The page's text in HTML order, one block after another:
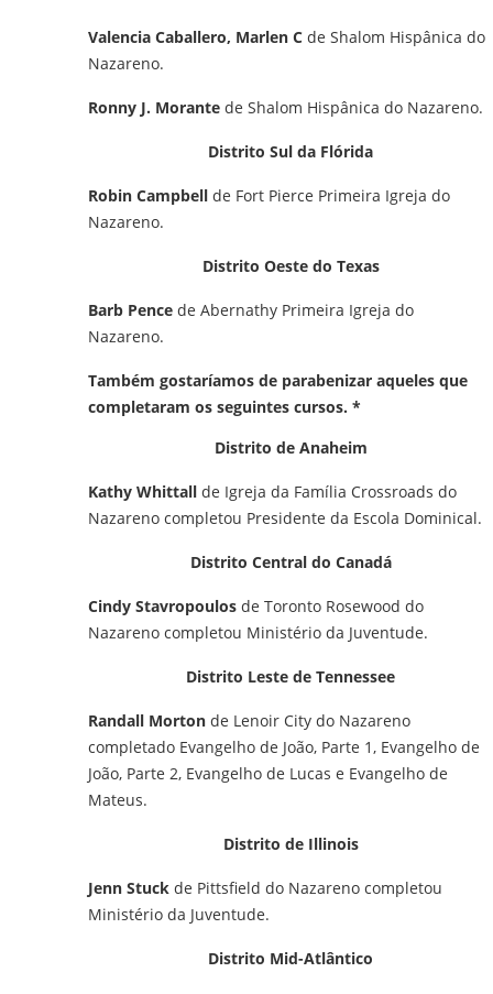
Valencia Caballero, Marlen C de Shalom Hispânica do
Nazareno.
Ronny J. Morante de Shalom Hispânica do Nazareno.
Distrito Sul da Flórida
Robin Campbell de Fort Pierce Primeira Igreja do
Nazareno.
Distrito Oeste do Texas
Barb Pence de Abernathy Primeira Igreja do
Nazareno.
Também gostaríamos de parabenizar aqueles que
completaram os seguintes cursos. *
Distrito de Anaheim
Kathy Whittall de Igreja da Família Crossroads do
Nazareno completou Presidente da Escola Dominical.
Distrito Central do Canadá
Cindy Stavropoulos de Toronto Rosewood do
Nazareno completou Ministério da Juventude.
Distrito Leste de Tennessee
Randall Morton de Lenoir City do Nazareno
completado Evangelho de João, Parte 1, Evangelho de
João, Parte 2, Evangelho de Lucas e Evangelho de
Mateus.
Distrito de Illinois
Jenn Stuck de Pittsfield do Nazareno completou
Ministério da Juventude.
Distrito Mid-Atlântico